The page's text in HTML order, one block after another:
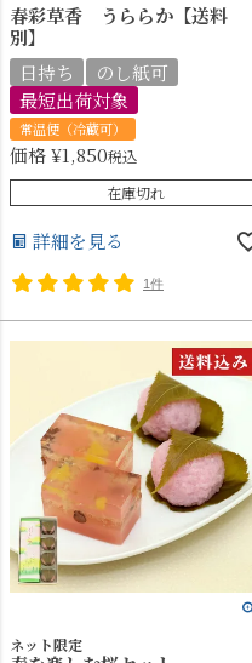
春彩草香 うららか【送料
別】
日持ち
のし紙可
最短出荷対象
常温便（冷蔵可）
価格¥1,850税込
在庫切れ
詳細を見る
1件
ネット限定